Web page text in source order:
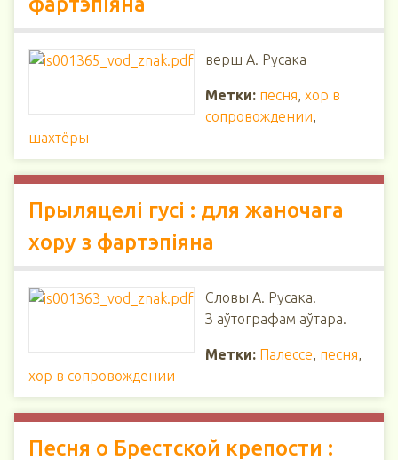
верш А. Русака
Метки: песня, хор в
сопровождении,
шахтёры
Прыляцелі гусі : для жаночага
хору з фартэпіяна
Словы А. Русака.
З аўтографам аўтара.
Метки: Палессе, песня,
хор в сопровождении
Песня о Брестской крепости :